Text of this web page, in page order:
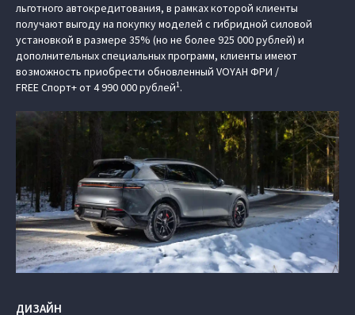
льготного автокредитования, в рамках которой клиенты
получают выгоду на покупку моделей с гибридной силовой
установкой в размере 35% (но не более 925 000 рублей) и
дополнительных специальных программ, клиенты имеют
возможность приобрести обновленный VOYAH ФРИ /
FREE Спорт+ от 4 990 000 рублей1.
ДИЗАЙН